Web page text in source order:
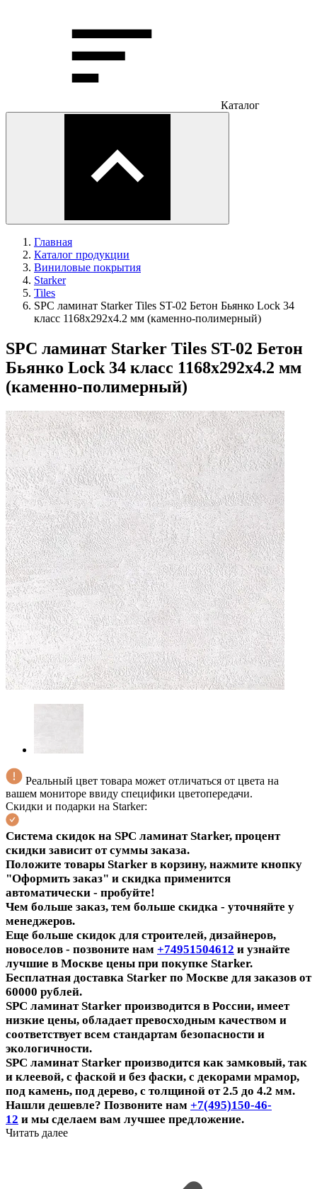
Каталог
Главная
Каталог продукции
Виниловые покрытия
Starker
Tiles
SPC ламинат Starker Tiles ST-02 Бетон Бьянко Lock 34
класс 1168х292х4.2 мм (каменно-полимерный)
SPC ламинат Starker Tiles ST-02 Бетон
Бьянко Lock 34 класс 1168х292х4.2 мм
(каменно-полимерный)
Реальный цвет товара может отличаться от цвета на
вашем мониторе ввиду специфики цветопередачи.
Скидки и подарки на Starker:
Система скидок на SPC ламинат Starker, процент
скидки зависит от суммы заказа.
Положите товары Starker в корзину, нажмите кнопку
"Оформить заказ" и скидка применится
автоматически - пробуйте!
Чем больше заказ, тем больше скидка - уточняйте у
менеджеров.
Еще больше скидок для строителей, дизайнеров,
новоселов - позвоните нам +74951504612 и узнайте
лучшие в Москве цены при покупке Starker.
Бесплатная доставка Starker по Москве для заказов от
60000 рублей.
SPC ламинат Starker производится в России, имеет
низкие цены, обладает превосходным качеством и
соответствует всем стандартам безопасности и
экологичности.
SPC ламинат Starker производится как замковый, так
и клеевой, с фаской и без фаски, с декорами мрамор,
под камень, под дерево, с толщиной от 2.5 до 4.2 мм.
Нашли дешевле? Позвоните нам +7(495)150-46-
12 и мы сделаем вам лучшее предложение.
Читать далее